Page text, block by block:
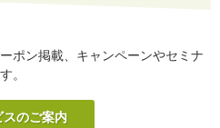
ポン掲載、キャンペーンやセミナ
。
スのご案内